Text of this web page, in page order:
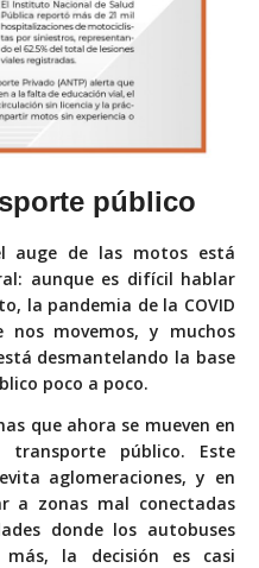
público
auge de las motos está
aunque es difícil hablar
la pandemia de la COVID
movemos, y muchos
desmantelando la base
poco a poco.
que ahora se mueven en
público. Este
aglomeraciones, y en
a zonas mal conectadas
donde los autobuses
la decisión es casi